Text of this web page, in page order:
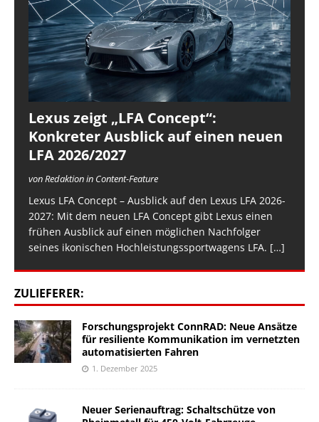
Lexus zeigt „LFA Concept“:
Konkreter Ausblick auf einen neuen
LFA 2026/2027
von Redaktion in Content-Feature
Lexus LFA Concept – Ausblick auf den Lexus LFA 2026-
2027: Mit dem neuen LFA Concept gibt Lexus einen
frühen Ausblick auf einen möglichen Nachfolger
seines ikonischen Hochleistungssportwagens LFA. […]
ZULIEFERER:
Forschungsprojekt ConnRAD: Neue Ansätze
für resiliente Kommunikation im vernetzten
automatisierten Fahren
1. Dezember 2025
Neuer Serienauftrag: Schaltschütze von